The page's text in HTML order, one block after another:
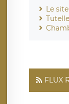
Le
FLUX